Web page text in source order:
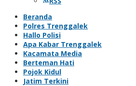
Beranda
Polres Trenggalek
Hallo Polisi
Apa Kabar Trenggalek
Kacamata Media
Berteman Hati
Pojok Kidul
Jatim Terkini